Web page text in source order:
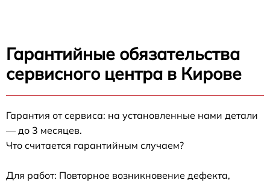
Гарантийные обязательства
сервисного центра в Кирове
Гарантия от сервиса: на установленные нами детали
— до 3 месяцев.
Что считается гарантийным случаем?
Для работ: Повторное возникновение дефекта,